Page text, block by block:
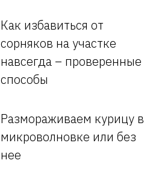
Как избавиться от
сорняков на участке
навсегда – проверенные
способы
Размораживаем курицу в
микроволновке или без
нее